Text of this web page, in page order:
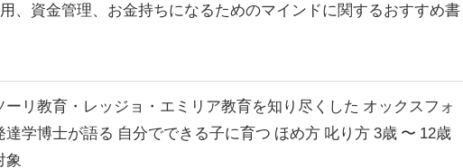
、資金管理、お金持ちになるためのマインドに関するおすすめ書
ーリ教育・レッジョ・エミリア教育を知り尽くした オックスフォ
達学博士が語る 自分でできる子に育つ ほめ方 叱り方 3歳 〜 12歳
象